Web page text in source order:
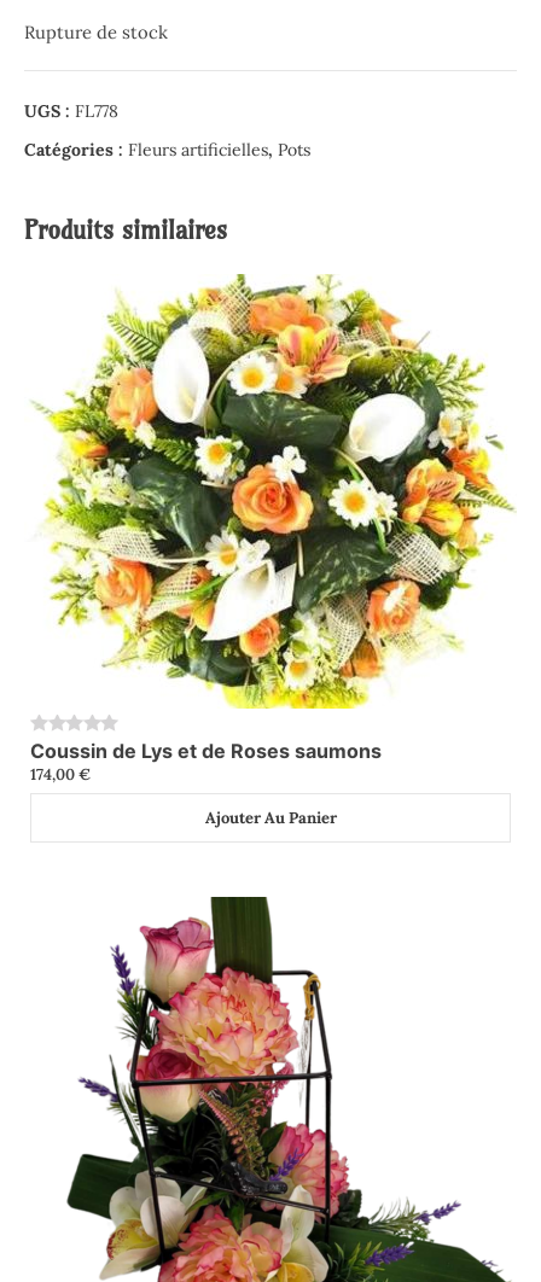
Rupture de stock
UGS : FL778
Catégories : Fleurs artificielles, Pots
Produits similaires
0
Coussin de Lys et de Roses saumons
174,00€
Ajouter Au Panier